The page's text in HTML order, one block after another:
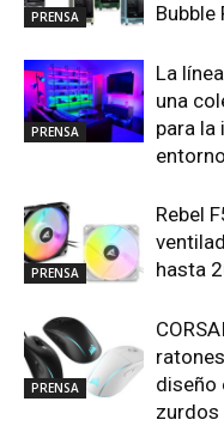
PRENSA
Bubble
PRENSA
La
una
para
entorno
PRENSA
Rebel
hasta
PRENSA
diseño
zurdos